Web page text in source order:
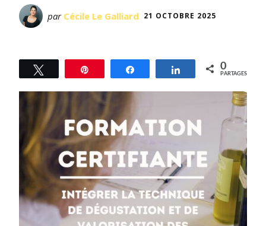
par Cécile Le Galliard 21 OCTOBRE 2025
Tweetez Partagez Partagez 0
PARTAGES